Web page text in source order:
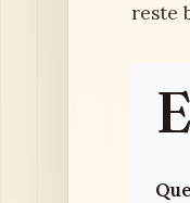
reste